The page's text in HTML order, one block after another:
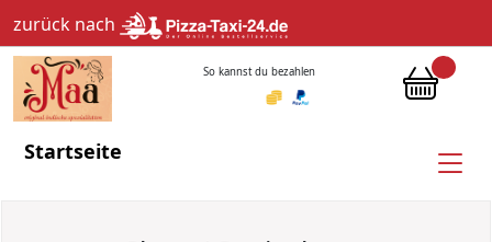
zurück nach
So kannst du bezahlen
Startseite